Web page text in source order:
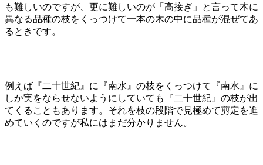
も難しいのですが、更に難しいのが「高接ぎ」と言って木に
異なる品種の枝をくっつけて一本の木の中に品種が混ぜてあ
るときです。
例えば『二十世紀』に『南水』の枝をくっつけて『南水』に
しか実をならせないようにしていても『二十世紀』の枝が出
てくることもあります。それを枝の段階で見極めて剪定を進
めていくのですが私にはまだ分かりません。